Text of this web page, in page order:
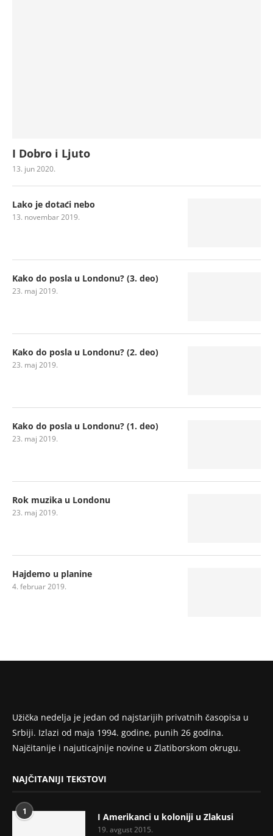
I Dobro i Ljuto
13. jun 2020.
Lako je dotaći nebo
13. novembar 2019.
Kako do posla u Londonu? (3. deo)
23. maj 2019.
Kako do posla u Londonu? (2. deo)
23. maj 2019.
Kako do posla u Londonu? (1. deo)
23. maj 2019.
Rok muzika u Londonu
23. maj 2019.
Hajdemo u planine
4. februar 2019.
Užička nedelja je jedan od najstarijih privatnih časopisa u
Srbiji. Izlazi od maja 1994. godine, punih 26 godina.
Najčitanije i najuticajnije novine u Zlatiborskom okrugu.
NAJČITANIJI TEKSTOVI
1 I Amerikanci u koloniji u Zlakusi
19. avgust 2015.